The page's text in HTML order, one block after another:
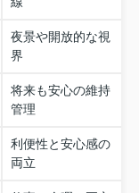
夜景や開放的な視
界
将来も安心の維持
管理
利便性と安心感の
両立